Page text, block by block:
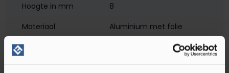
Hoogte in mm
8
Materiaal
Aluminium met folie
Montagewijze